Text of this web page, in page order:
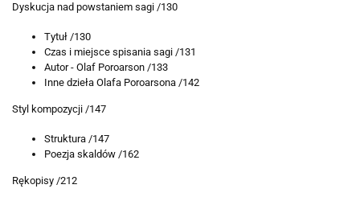
Dyskucja nad powstaniem sagi /130
Tytuł /130
Czas i miejsce spisania sagi /131
Autor - Olaf Poroarson /133
Inne dzieła Olafa Poroarsona /142
Styl kompozycji /147
Struktura /147
Poezja skaldów /162
Rękopisy /212